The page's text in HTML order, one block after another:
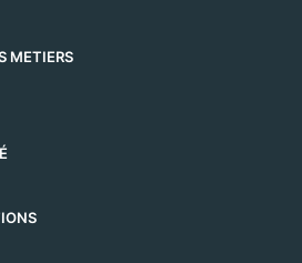
METIERS